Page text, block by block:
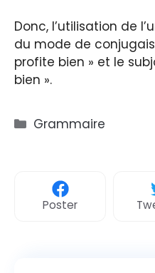
Donc, l’utilisation de
du mode de
profite bien » et le
bien ».
Catégories
Grammaire
Poster